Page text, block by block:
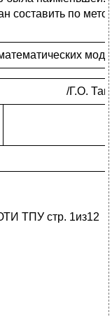
составить по
/Г.О.
ТПУ стр. 1из12